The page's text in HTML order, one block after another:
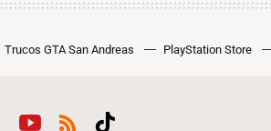
Trucos GTA San Andreas PlayStation Store